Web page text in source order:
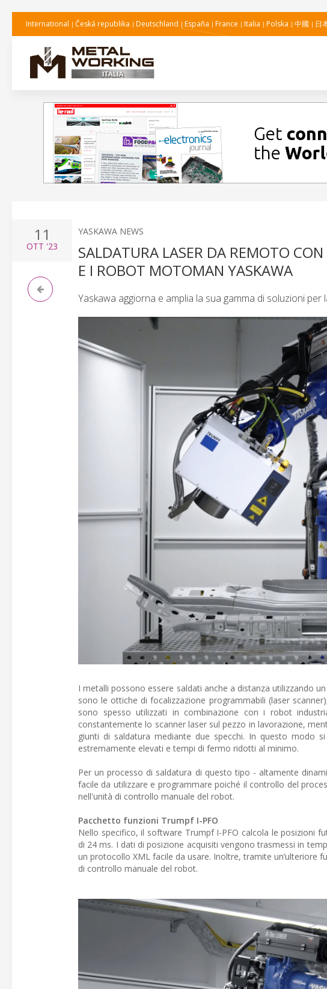
International Česká republika Deutschland España France Italia Polska 中國 日
11
OTT '23
YASKAWA NEWS
SALDATURA LASER DA REMOTO
E I ROBOT MOTOMAN YASKAWA
Yaskawa aggiorna e amplia la sua gamma di soluzioni
I metalli possono essere saldati anche a distanza utilizzando
sono le ottiche di focalizzazione programmabili (laser
sono spesso utilizzati in combinazione con i robot
constantemente lo scanner laser sul pezzo in lavorazione,
giunti di saldatura mediante due specchi. In questo modo
estremamente elevati e tempi di fermo ridotti al minimo.
Per un processo di saldatura di questo tipo - altamente
facile da utilizzare e programmare poiché il controllo del
nell'unità di controllo manuale del robot.
Pacchetto funzioni Trumpf I-PFO
Nello specifico, il software Trumpf I-PFO calcola le posizioni
di 24 ms. I dati di posizione acquisiti vengono trasmessi in
un protocollo XML facile da usare. Inoltre, tramite un’ulteriore
di controllo manuale del robot.